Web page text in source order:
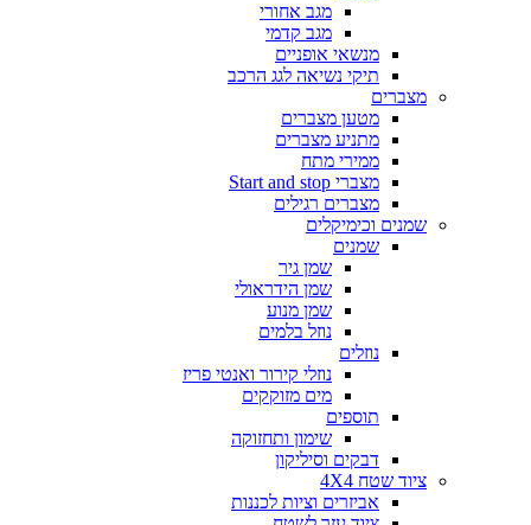
מגב אחורי
מגב קדמי
מנשאי אופניים
תיקי נשיאה לגג הרכב
מצברים
מטען מצברים
מתניע מצברים
ממירי מתח
מצברי Start and stop
מצברים רגילים
שמנים וכימיקלים
שמנים
שמן גיר
שמן הידראולי
שמן מנוע
נוזל בלמים
נוזלים
נוזלי קירור ואנטי פריז
מים מזוקקים
תוספים
שימון ותחזוקה
דבקים וסיליקון
ציוד שטח 4X4
אביזרים וציות לכננות